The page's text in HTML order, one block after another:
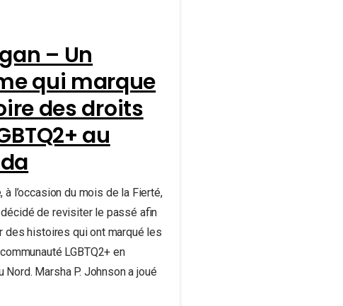
– Un
qui marque
des droits
au
à l’occasion du mois de la Fierté,
de revisiter le passé afin
des histoires qui ont marqué les
LGBTQ2+ en
Nord. Marsha P. Johnson a joué